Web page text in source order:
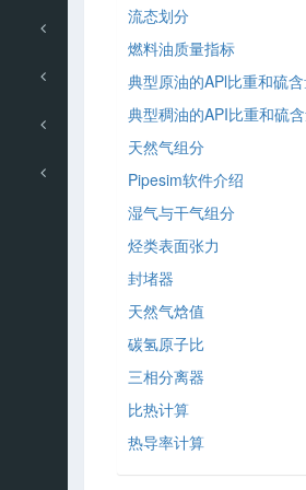
流态划分
燃料油质量指标
典型原油的APl比重和硫
典型稠油的API比重和硫
天然气组分
Pipesim软件介绍
湿气与干气组分
烃类表面张力
封堵器
天然气焓值
碳氢原子比
三相分离器
比热计算
热导率计算